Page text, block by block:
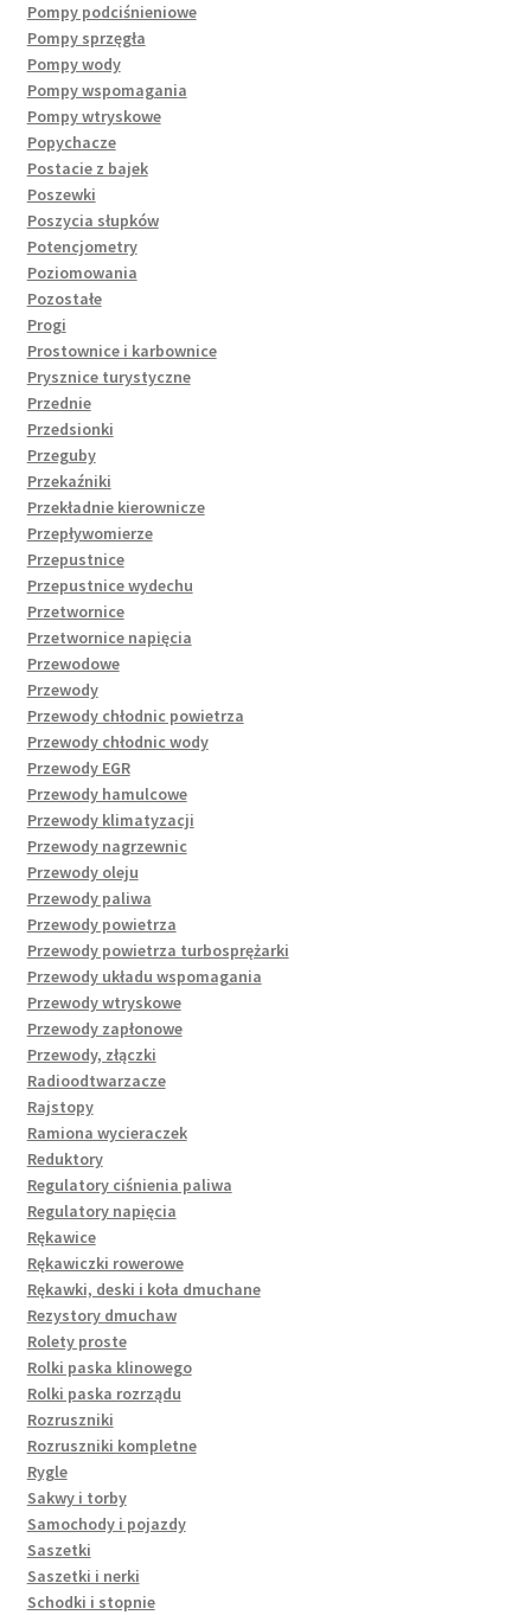
Pompy podciśnieniowe
Pompy sprzęgła
Pompy wody
Pompy wspomagania
Pompy wtryskowe
Popychacze
Postacie z bajek
Poszewki
Poszycia słupków
Potencjometry
Poziomowania
Pozostałe
Progi
Prostownice i karbownice
Prysznice turystyczne
Przednie
Przedsionki
Przeguby
Przekaźniki
Przekładnie kierownicze
Przepływomierze
Przepustnice
Przepustnice wydechu
Przetwornice
Przetwornice napięcia
Przewodowe
Przewody
Przewody chłodnic powietrza
Przewody chłodnic wody
Przewody EGR
Przewody hamulcowe
Przewody klimatyzacji
Przewody nagrzewnic
Przewody oleju
Przewody paliwa
Przewody powietrza
Przewody powietrza turbosprężarki
Przewody układu wspomagania
Przewody wtryskowe
Przewody zapłonowe
Przewody, złączki
Radioodtwarzacze
Rajstopy
Ramiona wycieraczek
Reduktory
Regulatory ciśnienia paliwa
Regulatory napięcia
Rękawice
Rękawiczki rowerowe
Rękawki, deski i koła dmuchane
Rezystory dmuchaw
Rolety proste
Rolki paska klinowego
Rolki paska rozrządu
Rozruszniki
Rozruszniki kompletne
Rygle
Sakwy i torby
Samochody i pojazdy
Saszetki
Saszetki i nerki
Schodki i stopnie